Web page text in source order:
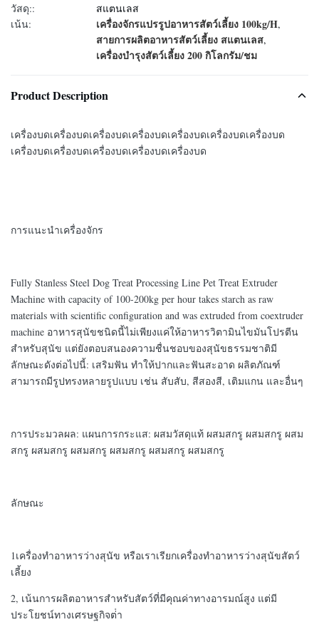
วัสดุ::
สแตนเลส
เน้น:
เครื่องจักรแปรรูปอาหารสัตว์เลี้ยง 100kg/H,
สายการผลิตอาหารสัตว์เลี้ยง สแตนเลส,
เครื่องบํารุงสัตว์เลี้ยง 200 กิโลกรัม/ชม
Product Description
เครื่องบดเครื่องบดเครื่องบดเครื่องบดเครื่องบดเครื่องบดเครื่องบด
เครื่องบดเครื่องบดเครื่องบดเครื่องบดเครื่องบด
การแนะนําเครื่องจักร
Fully Stanless Steel Dog Treat Processing Line Pet Treat Extruder
Machine with capacity of 100-200kg per hour takes starch as raw
materials with scientific configuration and was extruded from coextruder
machine อาหารสุนัขชนิดนี้ไม่เพียงแค่ให้อาหารวิตามินไขมันโปรตีน
สําหรับสุนัข แต่ยังตอบสนองความชื่นชอบของสุนัขธรรมชาติมี
ลักษณะดังต่อไปนี้: เสริมฟัน ทําให้ปากและฟันสะอาด ผลิตภัณฑ์
สามารถมีรูปทรงหลายรูปแบบ เช่น สับสับ, สีสองสี, เติมแกน และอื่นๆ
การประมวลผล: แผนการกระแส: ผสมวัสดุแท้ ผสมสกรู ผสมสกรู ผสม
สกรู ผสมสกรู ผสมสกรู ผสมสกรู ผสมสกรู ผสมสกรู
ลักษณะ
1เครื่องทําอาหารว่างสุนัข หรือเราเรียกเครื่องทําอาหารว่างสุนัขสัตว์
เลี้ยง
2, เน้นการผลิตอาหารสําหรับสัตว์ที่มีคุณค่าทางอารมณ์สูง แต่มี
ประโยชน์ทางเศรษฐกิจต่ํา